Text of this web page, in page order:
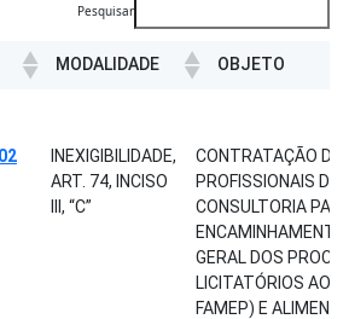
Pesquisar
MODALIDADE
OBJETO
INEXIGIBILIDADE,
ART. 74, INCISO
III, “C”
CONTRATAÇÃO DE
PROFISSIONAIS DE
CONSULTORIA
GERAL DOS
LICITATÓRIOS AOS
FAMEP) E